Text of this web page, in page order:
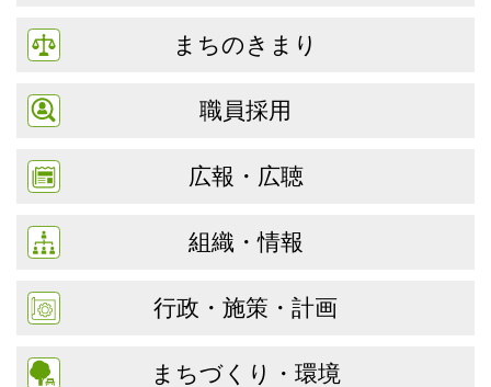
まちのきまり
職員採用
広報・広聴
組織・情報
行政・施策・計画
まちづくり・環境